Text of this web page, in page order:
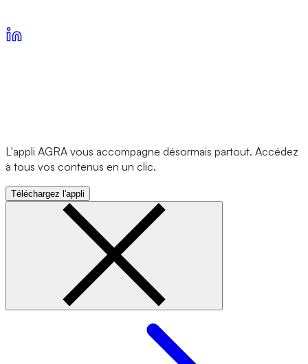
L'appli AGRA vous accompagne désormais partout. Accédez
à tous vos contenus en un clic.
Téléchargez l'appli